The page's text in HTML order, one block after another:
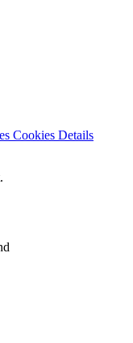
Cookies Details